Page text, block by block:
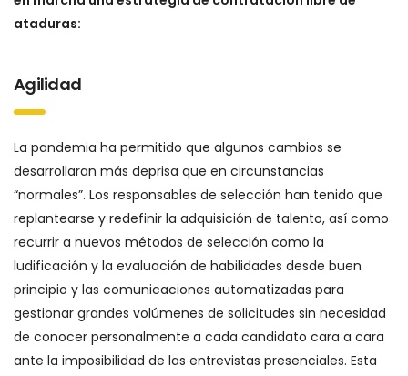
ataduras:
Agilidad
La pandemia ha permitido que algunos cambios se
desarrollaran más deprisa que en circunstancias
“normales”. Los responsables de selección han tenido que
replantearse y redefinir la adquisición de talento, así como
recurrir a nuevos métodos de selección como la
ludificación y la evaluación de habilidades desde buen
principio y las comunicaciones automatizadas para
gestionar grandes volúmenes de solicitudes sin necesidad
de conocer personalmente a cada candidato cara a cara
ante la imposibilidad de las entrevistas presenciales. Esta